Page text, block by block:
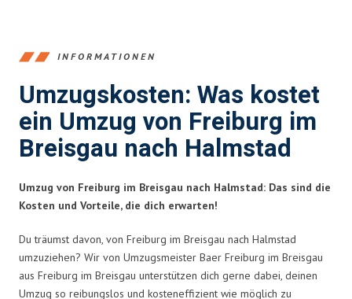
INFORMATIONEN
Umzugskosten: Was kostet
ein Umzug von Freiburg im
Breisgau nach Halmstad
Umzug von Freiburg im Breisgau nach Halmstad: Das sind die
Kosten und Vorteile, die dich erwarten!
Du träumst davon, von Freiburg im Breisgau nach Halmstad
umzuziehen? Wir von Umzugsmeister Baer Freiburg im Breisgau
aus Freiburg im Breisgau unterstützen dich gerne dabei, deinen
Umzug so reibungslos und kosteneffizient wie möglich zu